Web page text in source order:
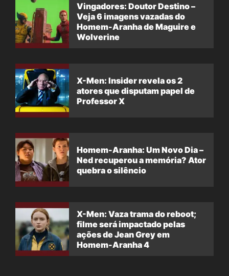
Vingadores: Doutor Destino –
Veja 6 imagens vazadas do
Homem-Aranha de Maguire e
Wolverine
X-Men: Insider revela os 2
atores que disputam papel de
Professor X
Homem-Aranha: Um Novo Dia –
Ned recuperou a memória? Ator
quebra o silêncio
X-Men: Vaza trama do reboot;
filme será impactado pelas
ações de Jean Grey em
Homem-Aranha 4